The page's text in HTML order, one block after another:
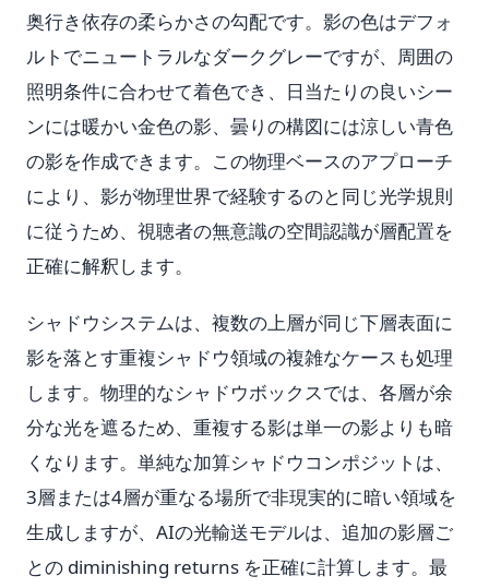
奥行き依存の柔らかさの勾配です。影の色はデフォ
ルトでニュートラルなダークグレーですが、周囲の
照明条件に合わせて着色でき、日当たりの良いシー
ンには暖かい金色の影、曇りの構図には涼しい青色
の影を作成できます。この物理ベースのアプローチ
により、影が物理世界で経験するのと同じ光学規則
に従うため、視聴者の無意識の空間認識が層配置を
正確に解釈します。
シャドウシステムは、複数の上層が同じ下層表面に
影を落とす重複シャドウ領域の複雑なケースも処理
します。物理的なシャドウボックスでは、各層が余
分な光を遮るため、重複する影は単一の影よりも暗
くなります。単純な加算シャドウコンポジットは、
3層または4層が重なる場所で非現実的に暗い領域を
生成しますが、AIの光輸送モデルは、追加の影層ご
との diminishing returns を正確に計算します。最